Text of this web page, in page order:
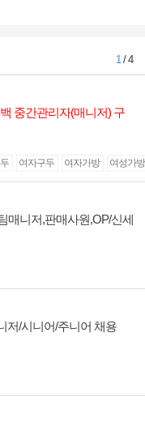
1/ 4
중간관리자(매니저) 구
여자구두 여자가방 여성가방
매니저,판매사원,OP/신세
저/시니어/주니어 채용